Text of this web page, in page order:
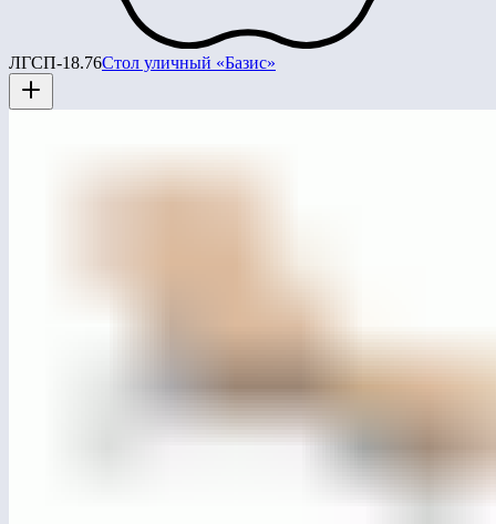
ЛГСП-18.76Стол уличный «Базис»